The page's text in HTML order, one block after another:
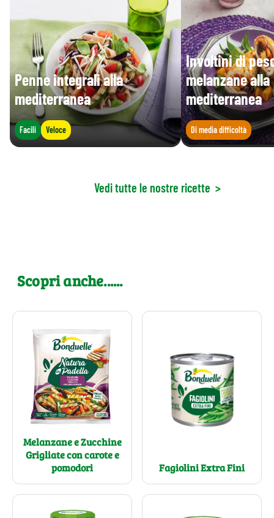
Penne integrali alla
mediterranea
Facili Veloce
Involtini di
melanzane alla
mediterranea
Di media difficoltà
Vedi tutte le nostre ricette >
Scopri anche......
Melanzane e Zucchine
Grigliate con carote e
pomodori
Fagiolini Extra Fini